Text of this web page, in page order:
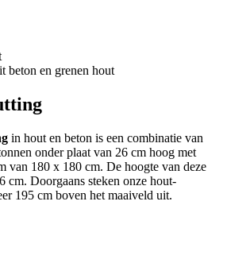
in hout en beton is een combinatie van
onder plaat van 26 cm hoog met
van 180 x 180 cm. De hoogte van deze
cm. Doorgaans steken onze hout-
195 cm boven het maaiveld uit.